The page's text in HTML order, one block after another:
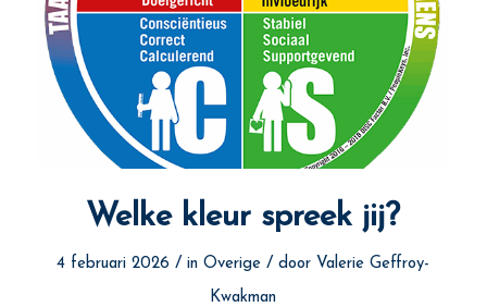
Welke kleur spreek jij?
4 februari 2026 / inOverige / door Valerie Geffroy-
Kwakman